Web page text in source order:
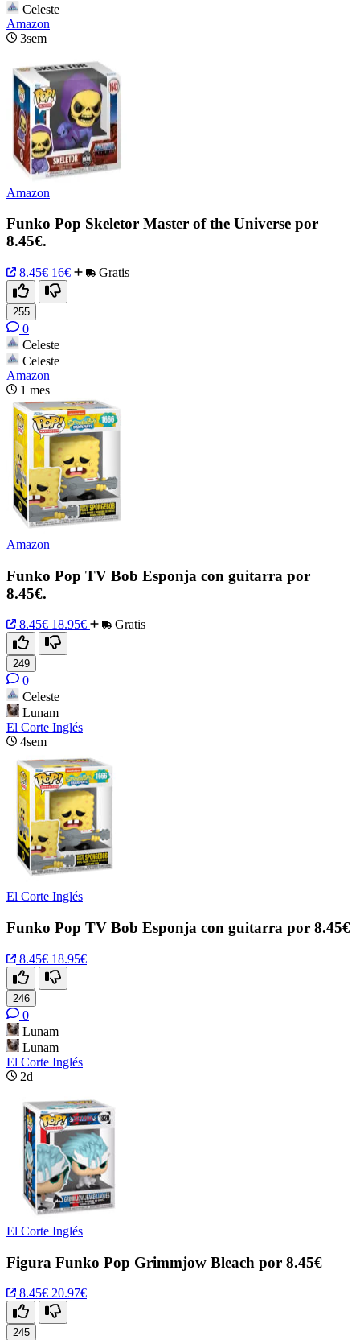
Celeste
Amazon
3sem
Amazon
Funko Pop Skeletor Master of the Universe por
8.45€.
8.45€ 16€ Gratis
255
0
Celeste
Celeste
Amazon
1 mes
Amazon
Funko Pop TV Bob Esponja con guitarra por
8.45€.
8.45€ 18.95€ Gratis
249
0
Celeste
Lunam
El Corte Inglés
4sem
El Corte Inglés
Funko Pop TV Bob Esponja con guitarra por 8.45€
8.45€ 18.95€
246
0
Lunam
Lunam
El Corte Inglés
2d
El Corte Inglés
Figura Funko Pop Grimmjow Bleach por 8.45€
8.45€ 20.97€
245